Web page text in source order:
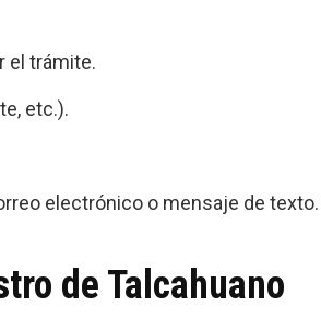
el trámite.
etc.).
electrónico o mensaje de texto.
de Talcahuano